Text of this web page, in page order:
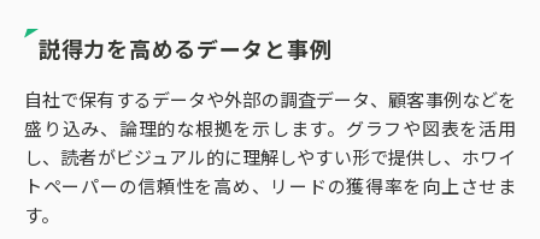
説得力を高めるデータと事例
自社で保有するデータや外部の調査データ、顧客事例などを
盛り込み、論理的な根拠を示します。グラフや図表を活用
し、読者がビジュアル的に理解しやすい形で提供し、ホワイ
トペーパーの信頼性を高め、リードの獲得率を向上させま
す。